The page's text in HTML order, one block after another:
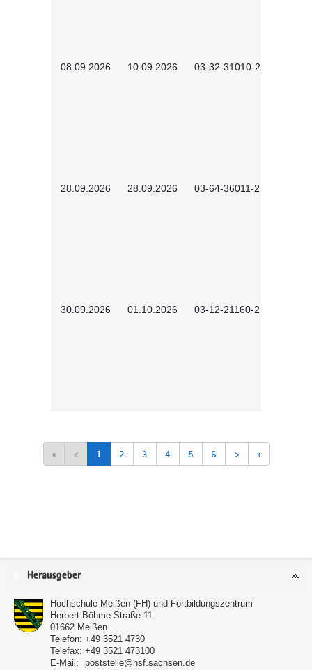
08.09.2026 10.09.2026 03-32-31010-2606
28.09.2026 28.09.2026 03-64-36011-2603
30.09.2026 01.10.2026 03-12-21160-2601
« < 1 2 3 4 5 6 > »
Service
Herausgeber
Hochschule Meißen (FH) und Fortbildungszentrum
Herbert-Böhme-Straße 11
01662 Meißen
Telefon: +49 3521 4730
Telefax: +49 3521 473100
E-Mail:
poststelle@hsf.sachsen.de